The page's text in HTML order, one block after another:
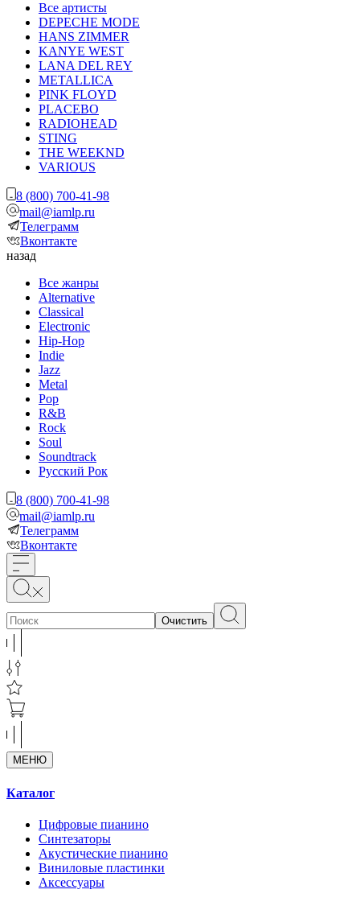
Все артисты
DEPECHE MODE
HANS ZIMMER
KANYE WEST
LANA DEL REY
METALLICA
PINK FLOYD
PLACEBO
RADIOHEAD
STING
THE WEEKND
VARIOUS
8 (800) 700-41-98
mail@iamlp.ru
Телеграмм
Вконтакте
назад
Все жанры
Alternative
Classical
Electronic
Hip-Hop
Indie
Jazz
Metal
Pop
R&B
Rock
Soul
Soundtrack
Русский Рок
8 (800) 700-41-98
mail@iamlp.ru
Телеграмм
Вконтакте
Очистить
МЕНЮ
Каталог
Цифровые пианино
Синтезаторы
Акустические пианино
Виниловые пластинки
Аксессуары